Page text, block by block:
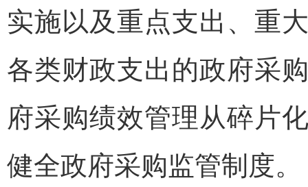
实施以及重点支出、重
各类财政支出的政府采
府采购绩效管理从碎片
健全政府采购监管制度。